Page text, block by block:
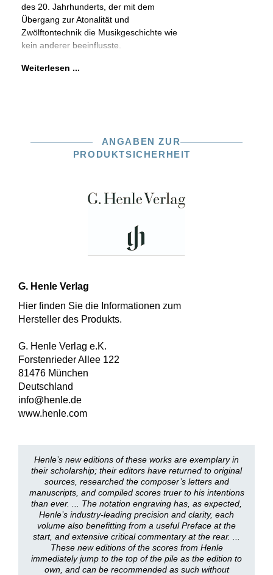
des 20. Jahrhunderts, der mit dem
Übergang zur Atonalität und
Zwölftontechnik die Musikgeschichte wie
kein anderer beeinflusste.
Weiterlesen ...
ANGABEN ZUR
PRODUKTSICHERHEIT
G. Henle Verlag
Hier finden Sie die Informationen zum
Hersteller des Produkts.
G. Henle Verlag e.K.
Forstenrieder Allee 122
81476 München
Deutschland
info@henle.de
www.henle.com
Henle’s new editions of these works are exemplary in
their scholarship; their editors have returned to original
sources, researched the composer’s letters and
manuscripts, and compiled scores truer to his intentions
than ever. ... The notation engraving has, as expected,
Henle’s industry-leading precision and clarity, each
volume also benefitting from a useful Preface at the
start, and extensive critical commentary at the rear. ...
These new editions of the scores from Henle
immediately jump to the top of the pile as the edition to
own, and can be recommended as such without